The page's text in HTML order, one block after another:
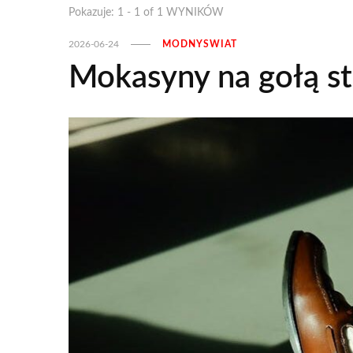
Pokazuje: 1 - 1 of 1 WYNIKÓW
2026-06-24 MODNYSWIAT
Mokasyny na gołą